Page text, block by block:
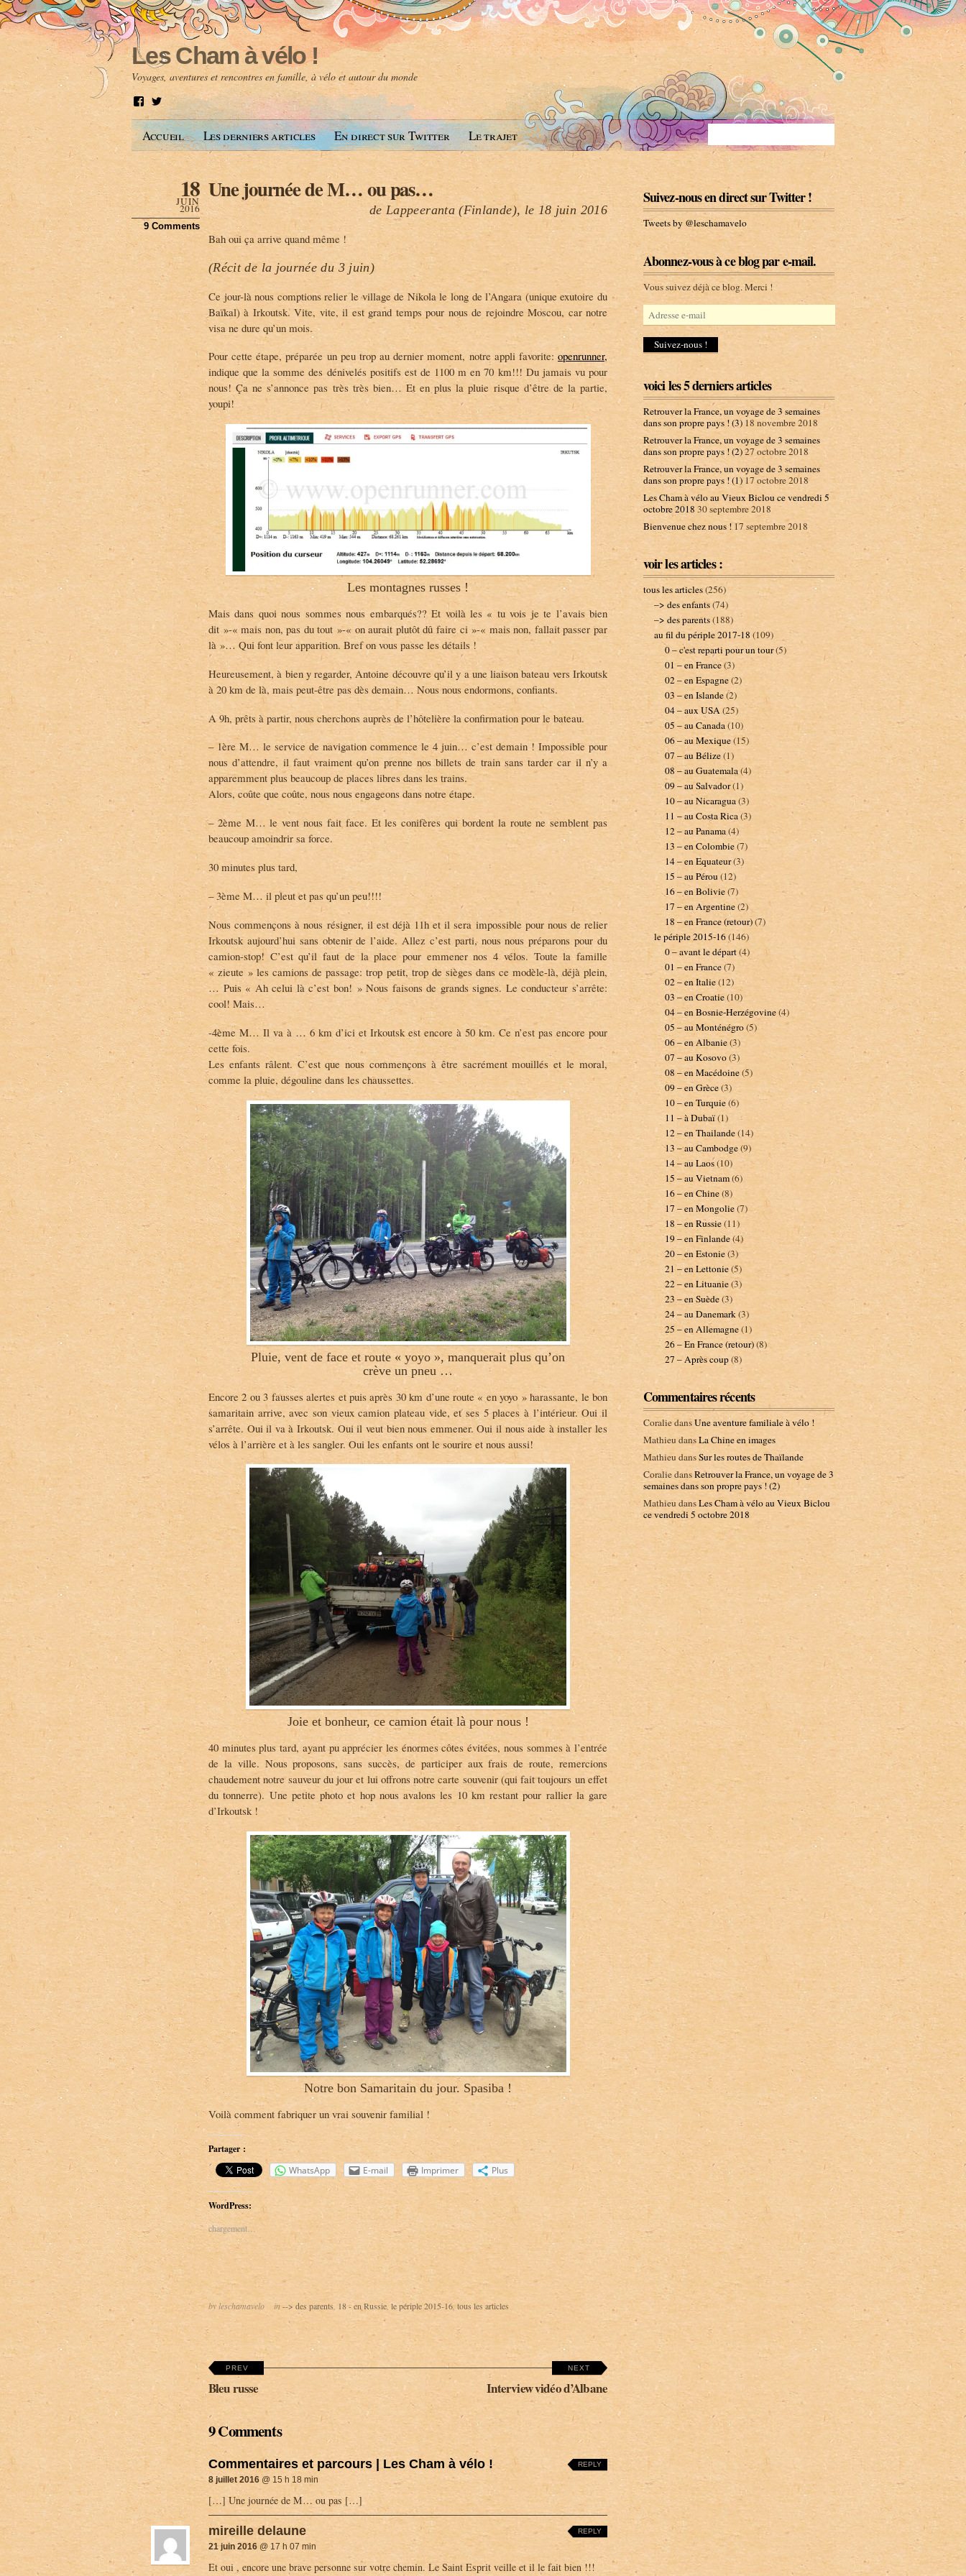
Les Cham à vélo !
Voyages, aventures et rencontres en famille, à vélo et autour du monde
V
o
i
r
l
i
l
A
m
s
r
V
o
i
r
l
i
l
d
e
@
l
a
Accueil Les derniers articles En direct sur Twitter Le trajet
18
JUIN
2016
9 Comments
Une journée de M… ou pas…
de Lappeeranta (Finlande), le 18 juin 2016
Bah oui ça arrive quand même !
(Récit de la journée du 3 juin)
Ce jour-là nous comptions relier le village de Nikola le long de l’Angara (unique exutoire du
Baïkal) à Irkoutsk. Vite, vite, il est grand temps pour nous de rejoindre Moscou, car notre
visa ne dure qu’un mois.
Pour cette étape, préparée un peu trop au dernier moment, notre appli favorite: openrunner,
indique que la somme des dénivelés positifs est de 1100 m en 70 km!!! Du jamais vu pour
nous! Ça ne s’annonce pas très très bien… Et en plus la pluie risque d’être de la partie,
youpi!
Les montagnes russes !
Mais dans quoi nous sommes nous embarqués?? Et voilà les « tu vois je te l’avais bien
dit »-« mais non, pas du tout »-« on aurait plutôt dû faire ci »-« mais non, fallait passer par
là »… Qui font leur apparition. Bref on vous passe les détails !
Heureusement, à bien y regarder, Antoine découvre qu’il y a une liaison bateau vers Irkoutsk
à 20 km de là, mais peut-être pas dès demain… Nous nous endormons, confiants.
A 9h, prêts à partir, nous cherchons auprès de l’hôtelière la confirmation pour le bateau.
– 1ère M… le service de navigation commence le 4 juin… c’est demain ! Impossible pour
nous d’attendre, il faut vraiment qu’on prenne nos billets de train sans tarder car il n’y a
apparemment plus beaucoup de places libres dans les trains.
Alors, coûte que coûte, nous nous engageons dans notre étape.
– 2ème M… le vent nous fait face. Et les conifères qui bordent la route ne semblent pas
beaucoup amoindrir sa force.
30 minutes plus tard,
– 3ème M… il pleut et pas qu’un peu!!!!
Nous commençons à nous résigner, il est déjà 11h et il sera impossible pour nous de relier
Irkoutsk aujourd’hui sans obtenir de l’aide. Allez c’est parti, nous nous préparons pour du
camion-stop! C’est qu’il faut de la place pour emmener nos 4 vélos. Toute la famille
« zieute » les camions de passage: trop petit, trop de sièges dans ce modèle-là, déjà plein,
… Puis « Ah celui là c’est bon! » Nous faisons de grands signes. Le conducteur s’arrête:
cool! Mais…
-4ème M… Il va à … 6 km d’ici et Irkoutsk est encore à 50 km. Ce n’est pas encore pour
cette fois.
Les enfants râlent. C’est que nous commençons à être sacrément mouillés et le moral,
comme la pluie, dégouline dans les chaussettes.
Pluie, vent de face et route « yoyo », manquerait plus qu’on
crève un pneu …
Encore 2 ou 3 fausses alertes et puis après 30 km d’une route « en yoyo » harassante, le bon
samaritain arrive, avec son vieux camion plateau vide, et ses 5 places à l’intérieur. Oui il
s’arrête. Oui il va à Irkoutsk. Oui il veut bien nous emmener. Oui il nous aide à installer les
vélos à l’arrière et à les sangler. Oui les enfants ont le sourire et nous aussi!
Joie et bonheur, ce camion était là pour nous !
40 minutes plus tard, ayant pu apprécier les énormes côtes évitées, nous sommes à l’entrée
de la ville. Nous proposons, sans succès, de participer aux frais de route, remercions
chaudement notre sauveur du jour et lui offrons notre carte souvenir (qui fait toujours un effet
du tonnerre). Une petite photo et hop nous avalons les 10 km restant pour rallier la gare
d’Irkoutsk !
Notre bon Samaritain du jour. Spasiba !
Voilà comment fabriquer un vrai souvenir familial !
Partager :
WhatsApp
E-mail Imprimer Plus
WordPress:
chargement…
by leschamavelo in --> des parents, 18 - en Russie, le périple 2015-16,tous les articles
PREV
Bleu russe
NEXT
Interview vidéo d’Albane
9 Comments
Commentaires et parcours | Les Cham à vélo !
8 juillet 2016 @ 15 h 18 min
[…] Une journée de M… ou pas […]
REPLY
mireille delaune
21 juin 2016 @ 17 h 07 min
Et oui , encore une brave personne sur votre chemin. Le Saint Esprit veille et il le fait bien !!!
REPLY
Suivez-nous en direct sur Twitter !
Tweets by @leschamavelo
Abonnez-vous à ce blog par e-mail.
Vous suivez déjà ce blog. Merci !
d
r
e
e
e
-
m
a
i
l
voici les 5 derniers articles
Retrouver la France, un voyage de 3 semaines
dans son propre pays ! (3) 18 novembre 2018
Retrouver la France, un voyage de 3 semaines
dans son propre pays ! (2)27 octobre 2018
Retrouver la France, un voyage de 3 semaines
dans son propre pays ! (1) 17 octobre 2018
Les Cham à vélo au Vieux Biclou ce vendredi 5
octobre 2018 30 septembre 2018
Bienvenue chez nous ! 17 septembre 2018
voir les articles :
tous les articles(256)
–> des enfants(74)
–> des parents(188)
au fil du périple 2017-18 (109)
0 – c'est reparti pour un tour(5)
01 – en France(3)
02 – en Espagne(2)
03 – en Islande(2)
04 – aux USA(25)
05 – au Canada(10)
06 – au Mexique(15)
07 – au Bélize(1)
08 – au Guatemala(4)
09 – au Salvador(1)
10 – au Nicaragua(3)
11 – au Costa Rica(3)
12 – au Panama(4)
13 – en Colombie(7)
14 – en Equateur(3)
15 – au Pérou(12)
16 – en Bolivie(7)
17 – en Argentine(2)
18 – en France (retour)(7)
le périple 2015-16(146)
0 – avant le départ(4)
01 – en France(7)
02 – en Italie(12)
03 – en Croatie(10)
04 – en Bosnie-Herzégovine(4)
05 – au Monténégro(5)
06 – en Albanie(3)
07 – au Kosovo(3)
08 – en Macédoine(5)
09 – en Grèce(3)
10 – en Turquie(6)
11 – à Dubaï(1)
12 – en Thailande(14)
13 – au Cambodge(9)
14 – au Laos(10)
15 – au Vietnam(6)
16 – en Chine(8)
17 – en Mongolie(7)
18 – en Russie(11)
19 – en Finlande(4)
20 – en Estonie(3)
21 – en Lettonie(5)
22 – en Lituanie(3)
23 – en Suède(3)
24 – au Danemark(3)
25 – en Allemagne(1)
26 – En France (retour)(8)
27 – Après coup(8)
Commentaires récents
CoraliedansUne aventure familiale à vélo !
MathieudansLa Chine en images
Mathieu dansSur les routes de Thaïlande
CoraliedansRetrouver la France, un voyage de 3
semaines dans son propre pays ! (2)
MathieudansLes Cham à vélo au Vieux Biclou
ce vendredi 5 octobre 2018